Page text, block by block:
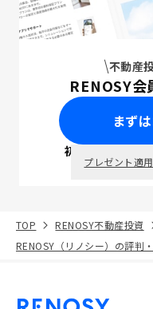
不動産
RENOSY会
まず
初回面談で
プレゼント適
TOP RENOSY不動産投資
RENOSY（リノシー）の評判